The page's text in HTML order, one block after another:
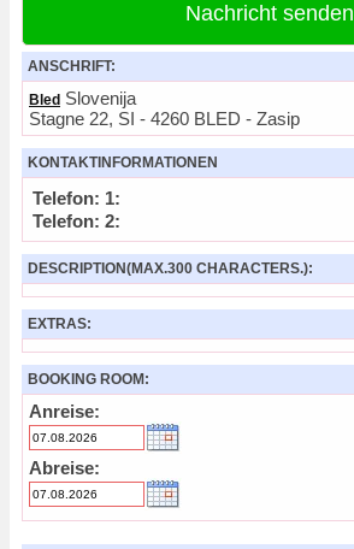
Nachricht senden
ANSCHRIFT:
Bled Slovenija
Stagne 22, SI - 4260 BLED - Zasip
KONTAKTINFORMATIONEN
Telefon: 1:
Telefon: 2:
DESCRIPTION(MAX.300 CHARACTERS.):
EXTRAS:
BOOKING ROOM:
Anreise:
Abreise: